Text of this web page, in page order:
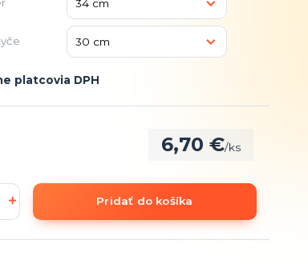
platcovia DPH
6,70 €/ks
Pridať do košíka